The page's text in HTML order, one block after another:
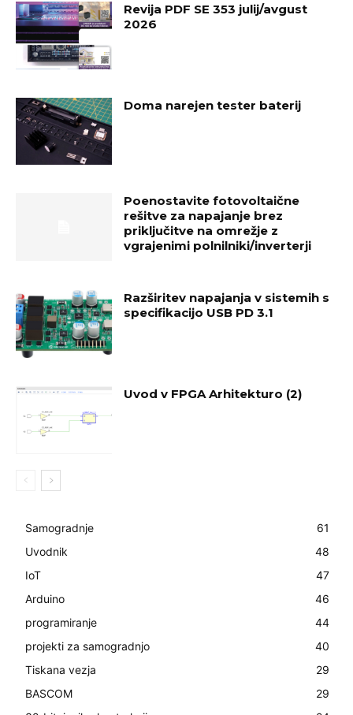
Revija PDF SE 353 julij/avgust
2026
Doma narejen tester baterij
Poenostavite fotovoltaične
rešitve za napajanje brez
priključitve na omrežje z
vgrajenimi polnilniki/inverterji
Razširitev napajanja v sistemih s
specifikacijo USB PD 3.1
Uvod v FPGA Arhitekturo (2)
Samogradnje
61
Uvodnik
48
IoT
47
Arduino
46
programiranje
44
projekti za samogradnjo
40
Tiskana vezja
29
BASCOM
29